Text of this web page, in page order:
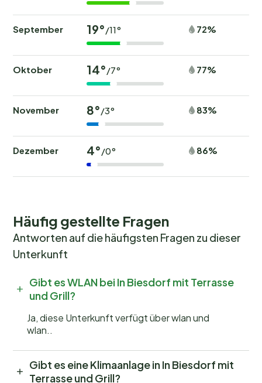
September 19°/11° 72%
Oktober 14°/7° 77%
November 8°/3° 83%
Dezember 4°/0° 86%
Häufig gestellte Fragen
Antworten auf die häufigsten Fragen zu dieser
Unterkunft
Gibt es WLAN bei In Biesdorf mit Terrasse
und Grill?
Ja, diese Unterkunft verfügt über wlan und
wlan..
Gibt es eine Klimaanlage in In Biesdorf mit
Terrasse und Grill?